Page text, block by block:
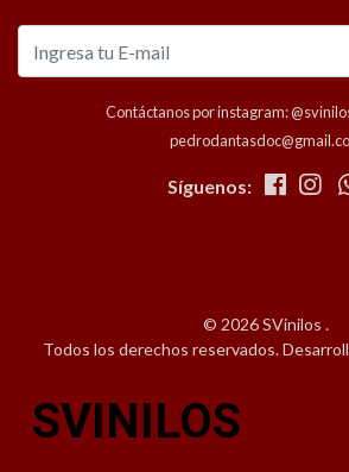
Contáctanos por instagram:
Síguenos:
© 2026 SVinilos .
Todos los derechos reservados.
SVINILOS